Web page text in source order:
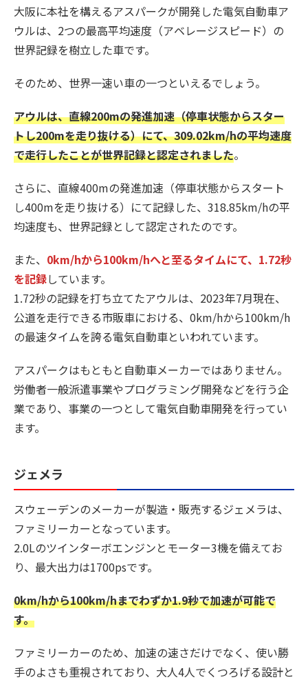
大阪に本社を構えるアスパークが開発した電気自動車ア
ウルは、2つの最高平均速度（アベレージスピード）の
世界記録を樹立した車です。
そのため、世界一速い車の一つといえるでしょう。
アウルは、直線200mの発進加速（停車状態からスター
トし200mを走り抜ける）にて、309.02km/hの平均速度
で走行したことが世界記録と認定されました。
さらに、直線400mの発進加速（停車状態からスタート
し400mを走り抜ける）にて記録した、318.85km/hの平
均速度も、世界記録として認定されたのです。
また、 0km/hから100km/hへと至るタイムにて、1.72秒
を記録しています。
1.72秒の記録を打ち立てたアウルは、2023年7月現在、
公道を走行できる市販車における、0km/hから100km/h
の最速タイムを誇る電気自動車といわれています。
アスパークはもともと自動車メーカーではありません。
労働者一般派遣事業やプログラミング開発などを行う企
業であり、事業の一つとして電気自動車開発を行ってい
ます。
ジェメラ
スウェーデンのメーカーが製造・販売するジェメラは、
ファミリーカーとなっています。
2.0Lのツインターボエンジンとモーター3機を備えてお
り、最大出力は1700psです。
0km/hから100km/hまでわずか1.9秒で加速が可能で
す。
ファミリーカーのため、加速の速さだけでなく、使い勝
手のよさも重視されており、大人4人でくつろげる設計と